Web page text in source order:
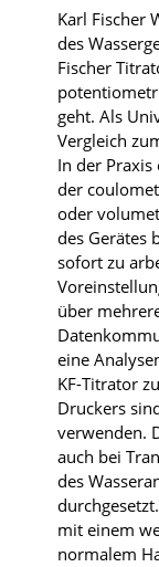
Karl Fischer
des
Fischer
geht. Als
Vergleich
In der Praxis
der
oder
des Gerätes
sofort zu
über
eine
KF-Titrator
Druckers
verwenden.
auch bei
des
mit einem
normalem